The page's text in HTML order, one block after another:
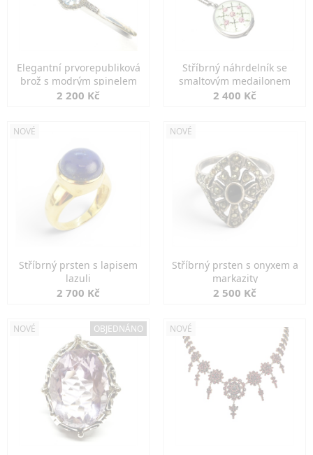
Elegantní prvorepubliková
brož s modrým spinelem
2 200 Kč
Stříbrný náhrdelník se
smaltovým medailonem
2 400 Kč
NOVÉ
Stříbrný prsten s lapisem
lazuli
2 700 Kč
NOVÉ
Stříbrný prsten s onyxem a
markazity
2 500 Kč
NOVÉ OBJEDNÁNO NOVÉ